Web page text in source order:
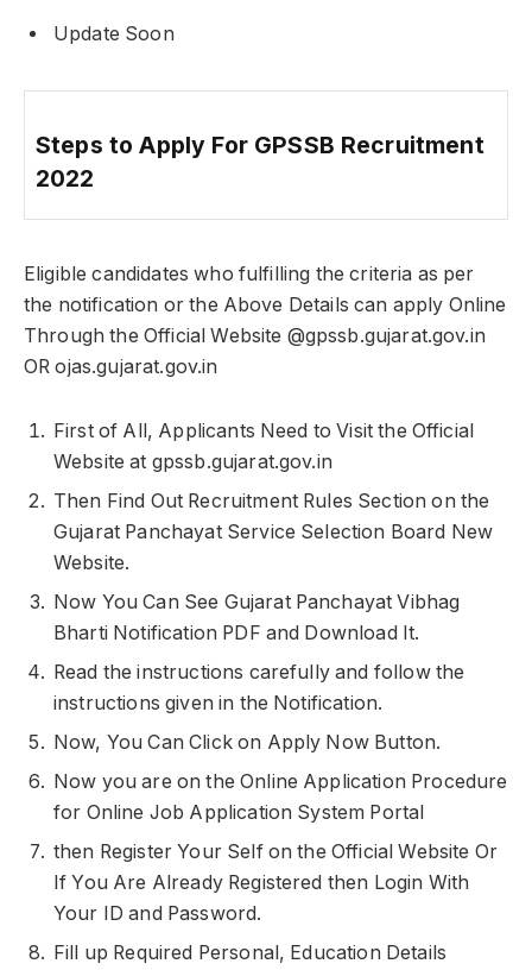
Update Soon
Steps to Apply For GPSSB Recruitment
2022
Eligible candidates who fulfilling the criteria as per
the notification or the Above Details can apply Online
Through the Official Website @gpssb.gujarat.gov.in
OR ojas.gujarat.gov.in
First of All, Applicants Need to Visit the Official
Website at gpssb.gujarat.gov.in
Then Find Out Recruitment Rules Section on the
Gujarat Panchayat Service Selection Board New
Website.
Now You Can See Gujarat Panchayat Vibhag
Bharti Notification PDF and Download It.
Read the instructions carefully and follow the
instructions given in the Notification.
Now, You Can Click on Apply Now Button.
Now you are on the Online Application Procedure
for Online Job Application System Portal
then Register Your Self on the Official Website Or
If You Are Already Registered then Login With
Your ID and Password.
Fill up Required Personal, Education Details